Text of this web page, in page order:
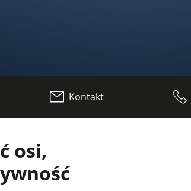
Pilarko-frezarki
Szlifierki szerokotaśmowe
Szlifierki szerokotaśmowe i szczotkowe
Kontakt
osi,